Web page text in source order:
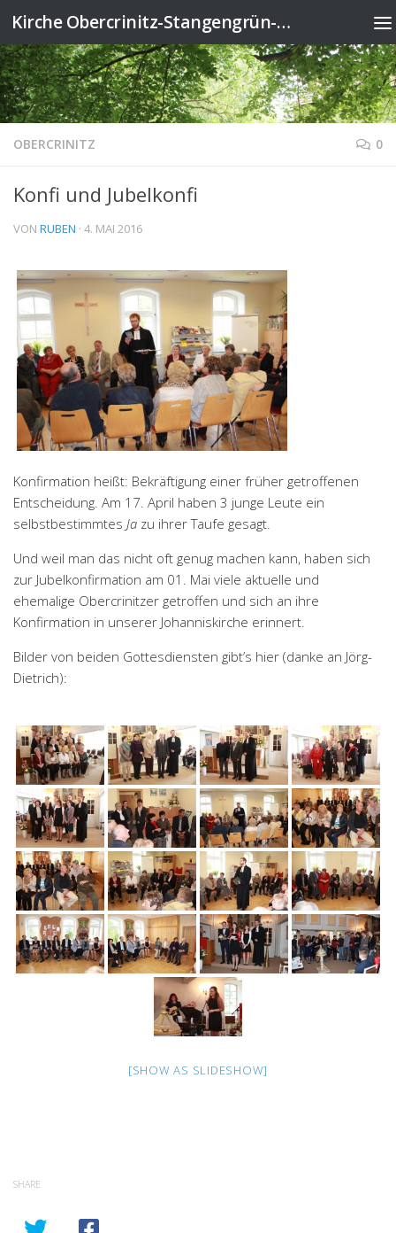
Zum Inhalt springen Kirche Obercrinitz-Stangengrün-Wildenau
OBERCRINITZ 0
Konfi und Jubelkonfi
VON RUBEN · 4. MAI 2016
Konfirmation heißt: Bekräftigung einer früher getroffenen
Entscheidung. Am 17. April haben 3 junge Leute ein
selbstbestimmtes Ja zu ihrer Taufe gesagt.
Und weil man das nicht oft genug machen kann, haben sich
zur Jubelkonfirmation am 01. Mai viele aktuelle und
ehemalige Obercrinitzer getroffen und sich an ihre
Konfirmation in unserer Johanniskirche erinnert.
Bilder von beiden Gottesdiensten gibt’s hier (danke an Jörg-
Dietrich):
[SHOW AS SLIDESHOW]
SHARE